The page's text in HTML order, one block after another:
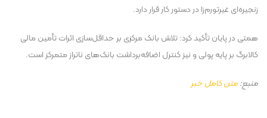
زنجیره‌ای غیرتورم‌زا در دستور کار قرار دارد.
همتی در پایان تأکید کرد: تلاش بانک مرکزی بر حداقل‌سازی اثرات تأمین مالی
کالابرگ بر پایه پولی و نیز کنترل اضافه‌برداشت بانک‌های ناتراز متمرکز است.
منبع:متن کامل خبر